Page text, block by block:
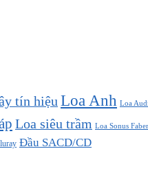
tín hiệu Loa Anh Loa
Loa siêu trầm Loa Sonus Faber
Đầu SACD/CD